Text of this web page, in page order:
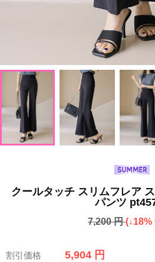
クールタッチ スリムフレア
パンツ
7,200 円(↓18%
割引価格 5,904 円